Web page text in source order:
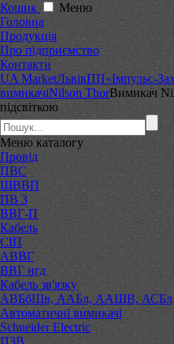
Кошик
Меню
Головна
Продукція
Про підприємство
Контакти
UA MarketЛьвівПП«Імпульс-
вимикачіNilson ThorВимикач
підсвіткою
Меню каталогу
Провід
ПВС
ШВВП
ПВ 3
ВВГ-П
Кабель
СІП
АВВГ
ВВГ нгд
Кабель зв'язку
АВБбШв, ААБл, ААШВ, АСБл,
Автоматичні вимикачі
Schneider Electric
ПЗВ